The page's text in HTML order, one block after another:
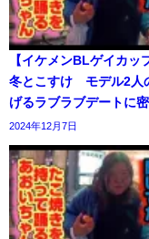
【イケメンBLゲイカッ
冬とこすけ モデル2人
げるラブラブデートに
2024年12月7日